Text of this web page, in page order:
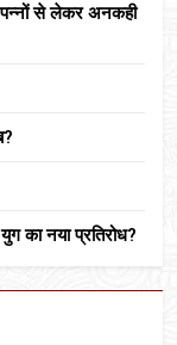
पन्नों से लेकर अनकही
का नया प्रतिरोध?